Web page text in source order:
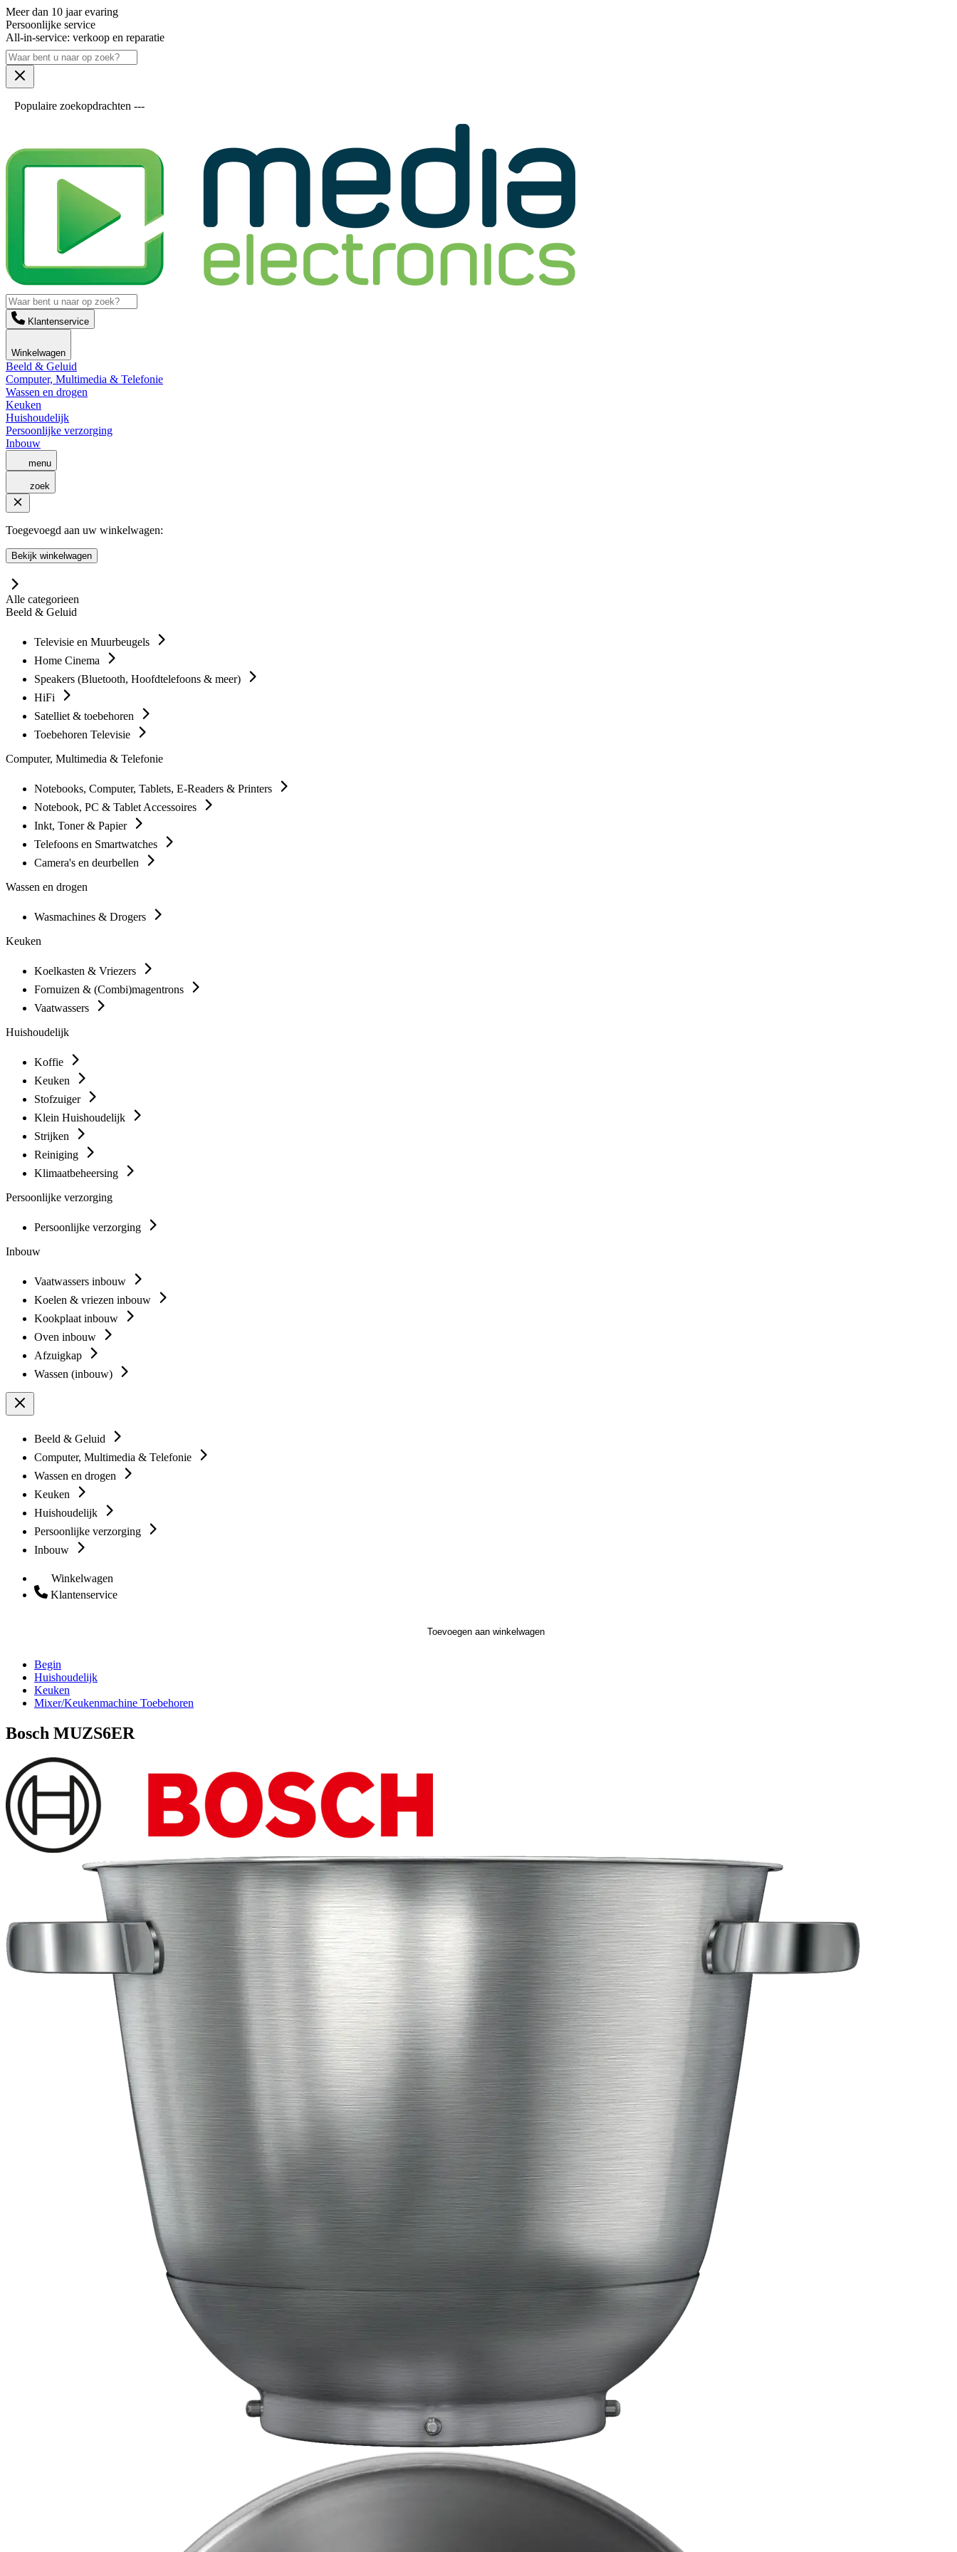
Meer dan 10 jaar evaring
Persoonlijke service
All-in-service: verkoop en reparatie
Populaire zoekopdrachten ---
Klantenservice
Winkelwagen
Beeld & Geluid
Computer, Multimedia & Telefonie
Wassen en drogen
Keuken
Huishoudelijk
Persoonlijke verzorging
Inbouw
menu
zoek
Toegevoegd aan uw winkelwagen:
Bekijk winkelwagen
Alle categorieen
Beeld & Geluid
Televisie en Muurbeugels
Home Cinema
Speakers (Bluetooth, Hoofdtelefoons & meer)
HiFi
Satelliet & toebehoren
Toebehoren Televisie
Computer, Multimedia & Telefonie
Notebooks, Computer, Tablets, E-Readers & Printers
Notebook, PC & Tablet Accessoires
Inkt, Toner & Papier
Telefoons en Smartwatches
Camera's en deurbellen
Wassen en drogen
Wasmachines & Drogers
Keuken
Koelkasten & Vriezers
Fornuizen & (Combi)magentrons
Vaatwassers
Huishoudelijk
Koffie
Keuken
Stofzuiger
Klein Huishoudelijk
Strijken
Reiniging
Klimaatbeheersing
Persoonlijke verzorging
Persoonlijke verzorging
Inbouw
Vaatwassers inbouw
Koelen & vriezen inbouw
Kookplaat inbouw
Oven inbouw
Afzuigkap
Wassen (inbouw)
Beeld & Geluid
Computer, Multimedia & Telefonie
Wassen en drogen
Keuken
Huishoudelijk
Persoonlijke verzorging
Inbouw
Winkelwagen
Klantenservice
Toevoegen aan winkelwagen
Begin
Huishoudelijk
Keuken
Mixer/Keukenmachine Toebehoren
Bosch MUZS6ER